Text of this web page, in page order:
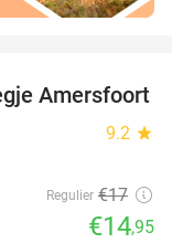
12%
Amersfoort
9.2 star
Regulier €17
€14,95